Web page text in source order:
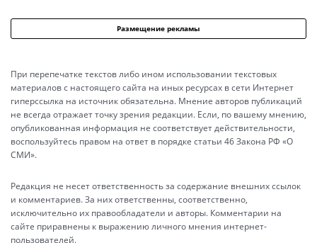
Размещение рекламы
При перепечатке текстов либо ином использовании текстовых
материалов с настоящего сайта на иных ресурсах в сети Интернет
гиперссылка на источник обязательна. Мнение авторов публикаций
не всегда отражает точку зрения редакции. Если, по вашему мнению,
опубликованная информация не соответствует действительности,
воспользуйтесь правом на ответ в порядке статьи 46 Закона РФ «О
СМИ».
Редакция не несет ответственность за содержание внешних ссылок
и комментариев. За них ответственны, соответственно,
исключительно их правообладатели и авторы. Комментарии на
сайте приравнены к выражению личного мнения интернет-
пользователей.